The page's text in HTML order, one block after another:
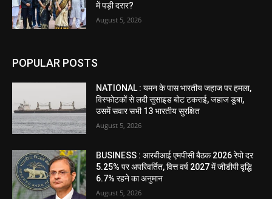
में पड़ी दरार?
August 5, 2026
POPULAR POSTS
NATIONAL : यमन के पास भारतीय जहाज पर हमला,
विस्फोटकों से लदी सुसाइड बोट टकराई, जहाज डूबा,
उसमें सवार सभी 13 भारतीय सुरक्षित
August 5, 2026
BUSINESS : आरबीआई एमपीसी बैठक 2026 रेपो दर
5.25% पर अपरिवर्तित, वित्त वर्ष 2027 में जीडीपी वृद्धि
6.7% रहने का अनुमान
August 5, 2026